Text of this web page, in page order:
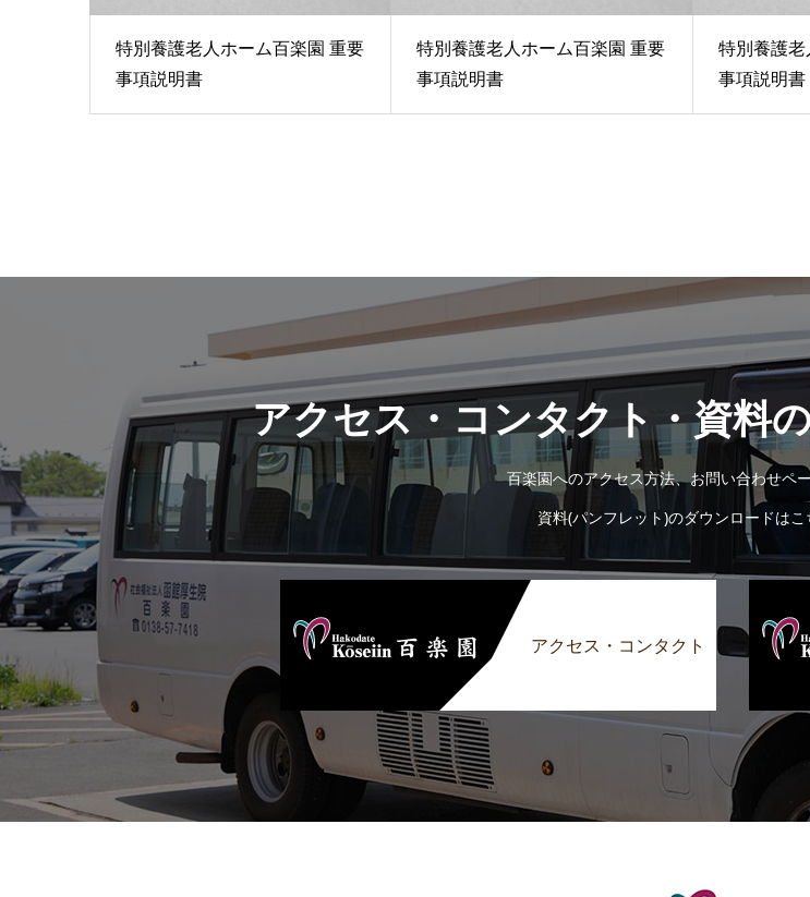
特別養護老人ホーム百楽園 重要
事項説明書
特別養護老人ホーム百楽園 重要
事項説明書
特別養護
事項説明書
アクセス・コンタクト・資料
百楽園へのアクセス方法、お問い合わせペ
資料(パンフレット)のダウンロードは
アクセス・コンタクト